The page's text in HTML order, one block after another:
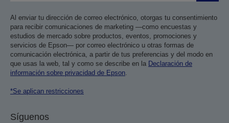
Al enviar tu dirección de correo electrónico, otorgas tu consentimiento
para recibir comunicaciones de marketing —como encuestas y
estudios de mercado sobre productos, eventos, promociones y
servicios de Epson— por correo electrónico u otras formas de
comunicación electrónica, a partir de tus preferencias y del modo en
que usas la web, tal y como se describe en la Declaración de
información sobre privacidad de Epson.
*Se aplican restricciones
Síguenos